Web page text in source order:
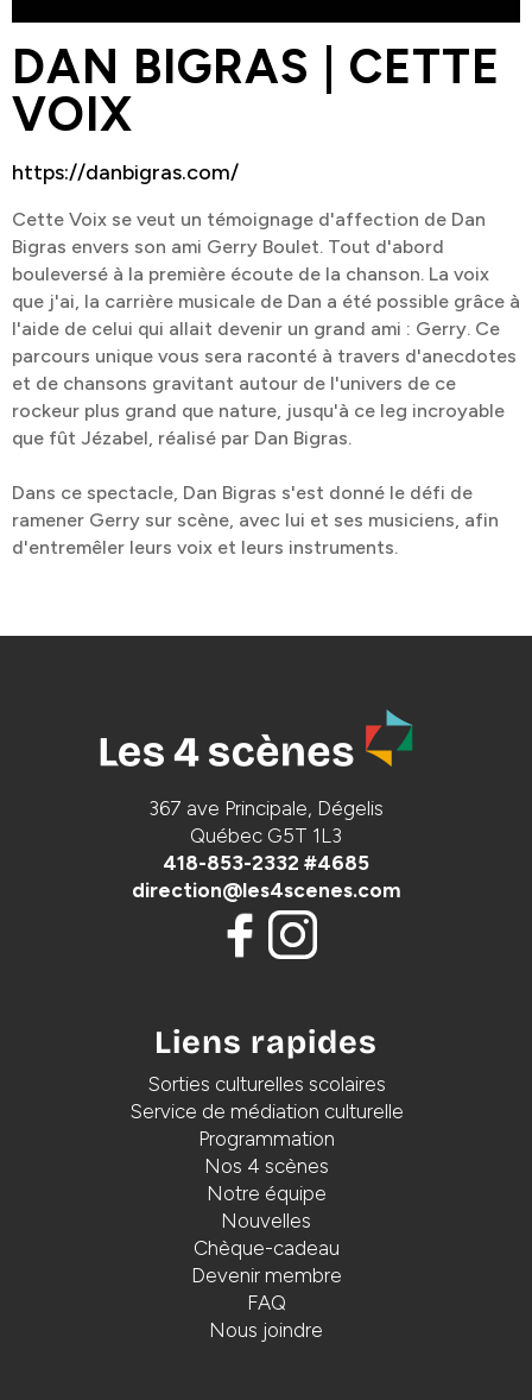
DAN BIGRAS | CETTE
VOIX
https://danbigras.com/
Cette Voix se veut un témoignage d'affection de Dan
Bigras envers son ami Gerry Boulet. Tout d'abord
bouleversé à la première écoute de la chanson. La voix
que j'ai, la carrière musicale de Dan a été possible grâce à
l'aide de celui qui allait devenir un grand ami : Gerry. Ce
parcours unique vous sera raconté à travers d'anecdotes
et de chansons gravitant autour de l'univers de ce
rockeur plus grand que nature, jusqu'à ce leg incroyable
que fût Jézabel, réalisé par Dan Bigras.
Dans ce spectacle, Dan Bigras s'est donné le défi de
ramener Gerry sur scène, avec lui et ses musiciens, afin
d'entremêler leurs voix et leurs instruments.
367 ave Principale, Dégelis
Québec G5T 1L3
418-853-2332 #4685
direction@les4scenes.com
Liens rapides
Sorties culturelles scolaires
Service de médiation culturelle
Programmation
Nos 4 scènes
Notre équipe
Nouvelles
Chèque-cadeau
Devenir membre
FAQ
Nous joindre